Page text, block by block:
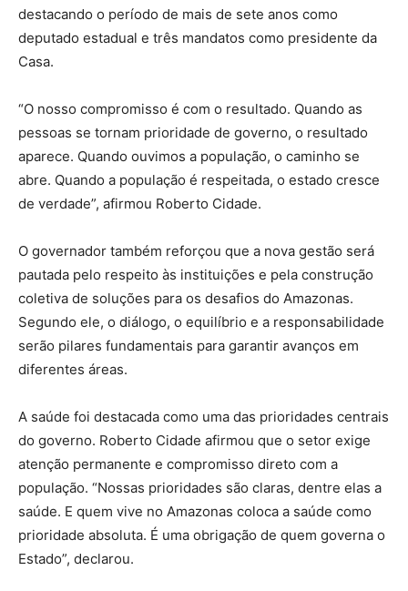
destacando o período de mais de sete anos como
deputado estadual e três mandatos como presidente da
Casa.
“O nosso compromisso é com o resultado. Quando as
pessoas se tornam prioridade de governo, o resultado
aparece. Quando ouvimos a população, o caminho se
abre. Quando a população é respeitada, o estado cresce
de verdade”, afirmou Roberto Cidade.
O governador também reforçou que a nova gestão será
pautada pelo respeito às instituições e pela construção
coletiva de soluções para os desafios do Amazonas.
Segundo ele, o diálogo, o equilíbrio e a responsabilidade
serão pilares fundamentais para garantir avanços em
diferentes áreas.
A saúde foi destacada como uma das prioridades centrais
do governo. Roberto Cidade afirmou que o setor exige
atenção permanente e compromisso direto com a
população. “Nossas prioridades são claras, dentre elas a
saúde. E quem vive no Amazonas coloca a saúde como
prioridade absoluta. É uma obrigação de quem governa o
Estado”, declarou.